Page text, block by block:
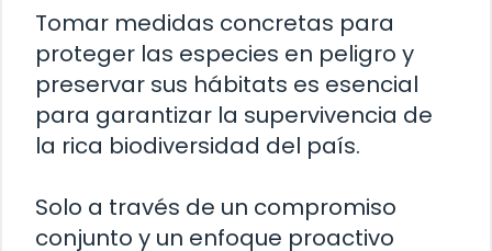
Tomar medidas concretas para
proteger las especies en peligro y
preservar sus hábitats es esencial
para garantizar la supervivencia de
la rica biodiversidad del país.
Solo a través de un compromiso
conjunto y un enfoque proactivo